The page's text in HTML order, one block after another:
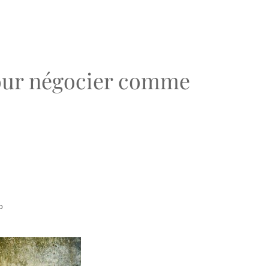
négocier comme